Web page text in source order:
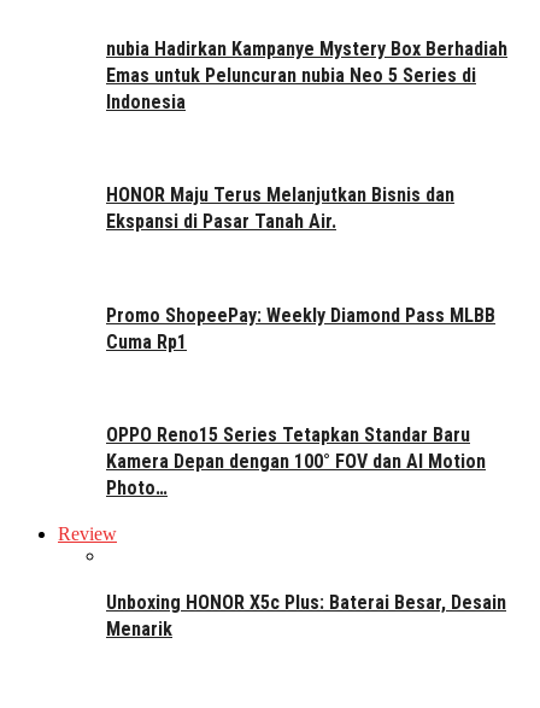
nubia Hadirkan Kampanye Mystery Box Berhadiah
Emas untuk Peluncuran nubia Neo 5 Series di
Indonesia
HONOR Maju Terus Melanjutkan Bisnis dan
Ekspansi di Pasar Tanah Air.
Promo ShopeePay: Weekly Diamond Pass MLBB
Cuma Rp1
OPPO Reno15 Series Tetapkan Standar Baru
Kamera Depan dengan 100° FOV dan AI Motion
Photo…
Review
Unboxing HONOR X5c Plus: Baterai Besar, Desain
Menarik